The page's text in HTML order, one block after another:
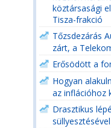
köztársasági
Tisza-frakció
Tőzsdezárás
zárt, a
Erősödött a
Hogyan
az inflációhoz
Drasztikus